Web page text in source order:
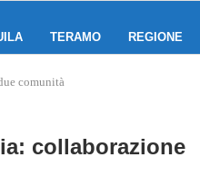
TERAMO REGIONE
comunità
collaborazione